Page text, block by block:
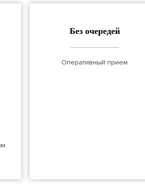
Без очередей
Оперативный прием